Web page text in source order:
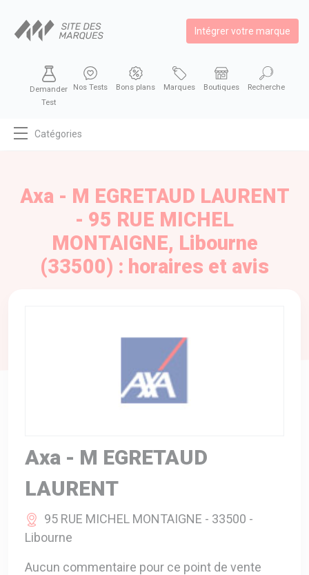
Intégrer votre marque
Demander
Test
Nos Tests Bons plans Marques Boutiques Recherche
Catégories
BIEN CHEZ SOI
Axa - M EGRETAUD LAURENT
- 95 RUE MICHEL
MONTAIGNE, Libourne
(33500) : horaires et avis
Axa - M EGRETAUD
LAURENT
95 RUE MICHEL MONTAIGNE - 33500 -
Libourne
Aucun commentaire pour ce point de vente